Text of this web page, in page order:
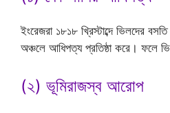
ইংরেজরা ১৮১৮ খ্রিস্টাব্দে ভিলদের
অঞ্চলে আধিপত্য প্রতিষ্ঠা করে। ফলে
(২) ভূমিরাজস্ব আরোপ